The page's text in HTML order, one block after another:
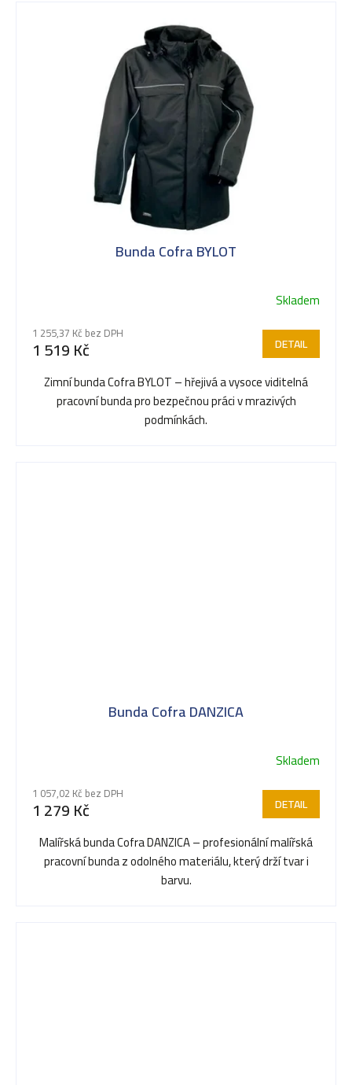
Bunda Cofra BYLOT
produktu
je
5,0
Skladem
1 255,37 Kč bez DPH
1 519 Kč DETAIL
Zimní bunda Cofra BYLOT – hřejivá a vysoce viditelná
pracovní bunda pro bezpečnou práci v mrazivých
podmínkách.
Bunda Cofra DANZICA
Skladem
1 057,02 Kč bez DPH
1 279 Kč DETAIL
Malířská bunda Cofra DANZICA – profesionální malířská
pracovní bunda z odolného materiálu, který drží tvar i
barvu.